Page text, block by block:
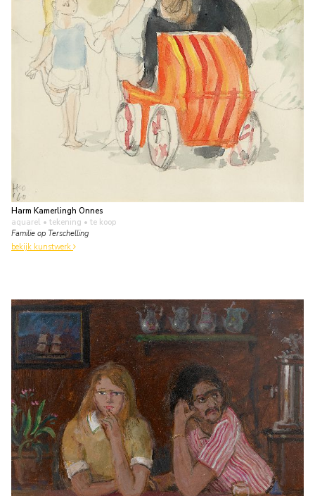
Harm Kamerlingh Onnes
aquarel • tekening • te koop
Familie op Terschelling
bekijk kunstwerk